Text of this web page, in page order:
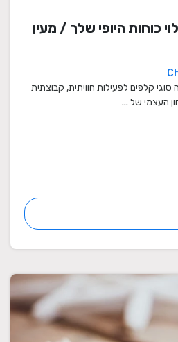
כוחות היופי שלך / מעין
קלפים לפעילות חוויתית, קבוצתית
העצמי של ...